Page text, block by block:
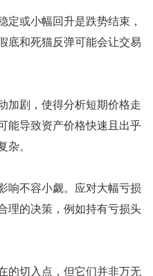
定或小幅回升是跌势结束，
底和死猫反弹可能会让交易
加剧，使得分析短期价格走
能导致资产价格快速且出乎
杂。
响不容小觑。应对大幅亏损
理的决策，例如持有亏损头
的切入点，但它们并非万无